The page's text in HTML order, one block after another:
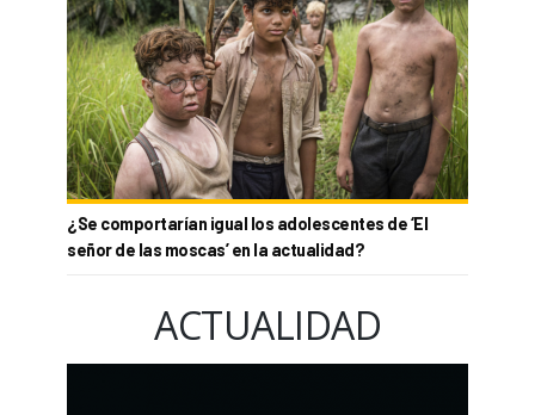
¿Se comportarían igual los adolescentes de ‘El
señor de las moscas’ en la actualidad?
ACTUALIDAD